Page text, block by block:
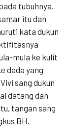
tubuhnya.
itu dan
kata dukun
mula ke kulit
dada yang
sang dukun
datang dan
tangan sang
BH.